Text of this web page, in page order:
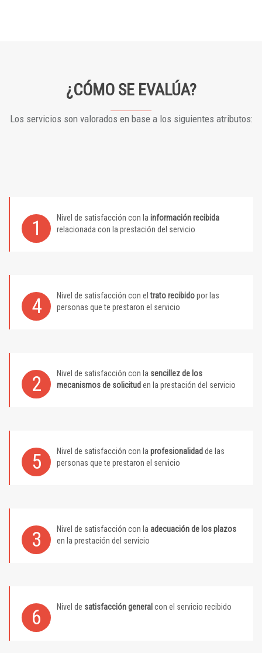
¿CÓMO SE EVALÚA?
Los servicios son valorados en base a los siguientes atributos:
1 Nivel de satisfacción con la información recibida
relacionada con la prestación del servicio
4 Nivel de satisfacción con eltrato recibidopor las
personas que te prestaron el servicio
2 Nivel de satisfacción con la sencillez de los
mecanismos de solicitud en la prestación del servicio
5 Nivel de satisfacción con la profesionalidad de las
personas que te prestaron el servicio
3 Nivel de satisfacción con la adecuación de los plazos
en la prestación del servicio
6 Nivel de satisfacción general con el servicio recibido